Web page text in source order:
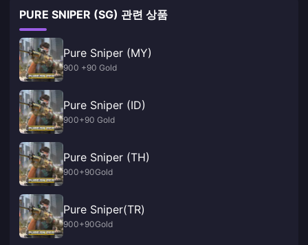
PURE SNIPER (SG) 관련 상품
Pure Sniper (MY)
900 +90 Gold
Pure Sniper (ID)
900+90 Gold
Pure Sniper (TH)
900+90Gold
Pure Sniper(TR)
900+90Gold